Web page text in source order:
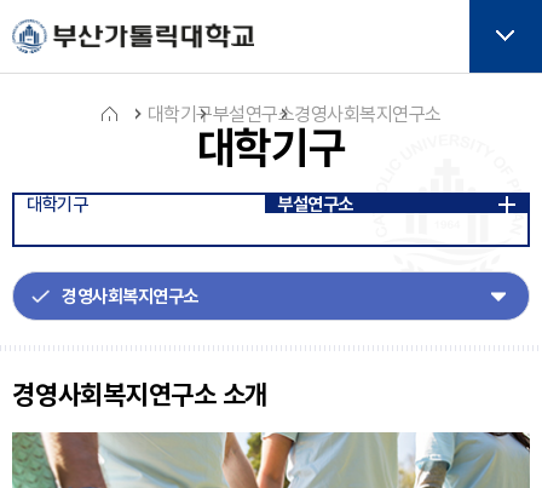
주메뉴로 가기
본문으로 가기
하단으로 가기
대학기구
이
콘
대학기구부설연구소경영사회복지연구소
대학기구 부설연구소
경영사회복지연구소 소개